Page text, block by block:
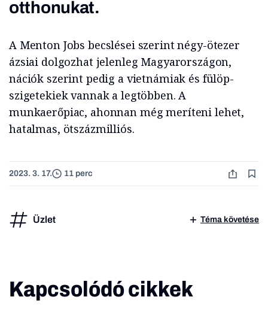
otthonukat.
A Menton Jobs becslései szerint négy-ötezer
ázsiai dolgozhat jelenleg Magyarországon,
nációk szerint pedig a vietnámiak és fülöp-
szigetekiek vannak a legtöbben. A
munkaerőpiac, ahonnan még meríteni lehet,
hatalmas, ötszázmilliós.
2023. 3. 17. 11 perc
Üzlet Téma követése
Kapcsolódó cikkek